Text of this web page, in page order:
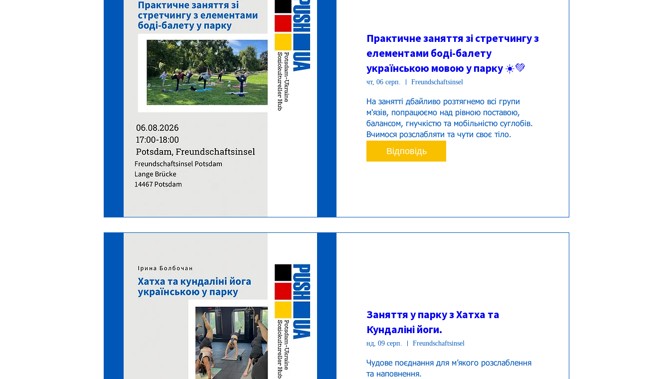
Практичне заняття зі стретчингу з
елементами боді-балету
українською мовою у парку ☀️💚
чт, 06 серп. Freundschaftsinsel
На занятті дбайливо розтягнемо всі групи
м'язів, попрацюємо над рівною поставою,
балансом, гнучкістю та мобільністю суглобів.
Вчимося розслабляти та чути своє тіло.
Відповідь
Заняття у парку з Хатха та
Кундаліні йоги.
нд, 09 серп. Freundschaftsinsel
Чудове поєднання для мʼякого розслаблення
та наповнення.